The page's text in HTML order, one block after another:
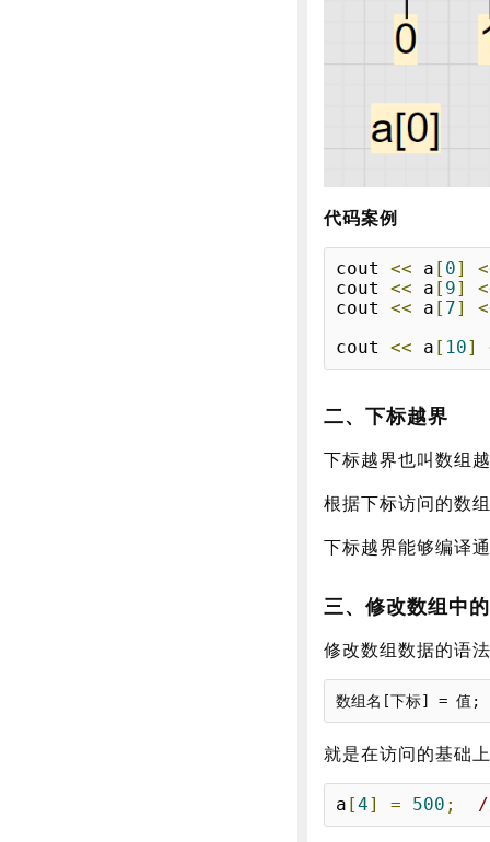
代码案例
cout << a [ 0]
cout << a [ 9]
cout << a [ 7]
cout << a [ 10]
二、下标越界
下标越界也叫数组
根据下标访问的数
下标越界能够编译
三、修改数组中
修改数组数据的语
就是在访问的基础
a [4] = 500 ;